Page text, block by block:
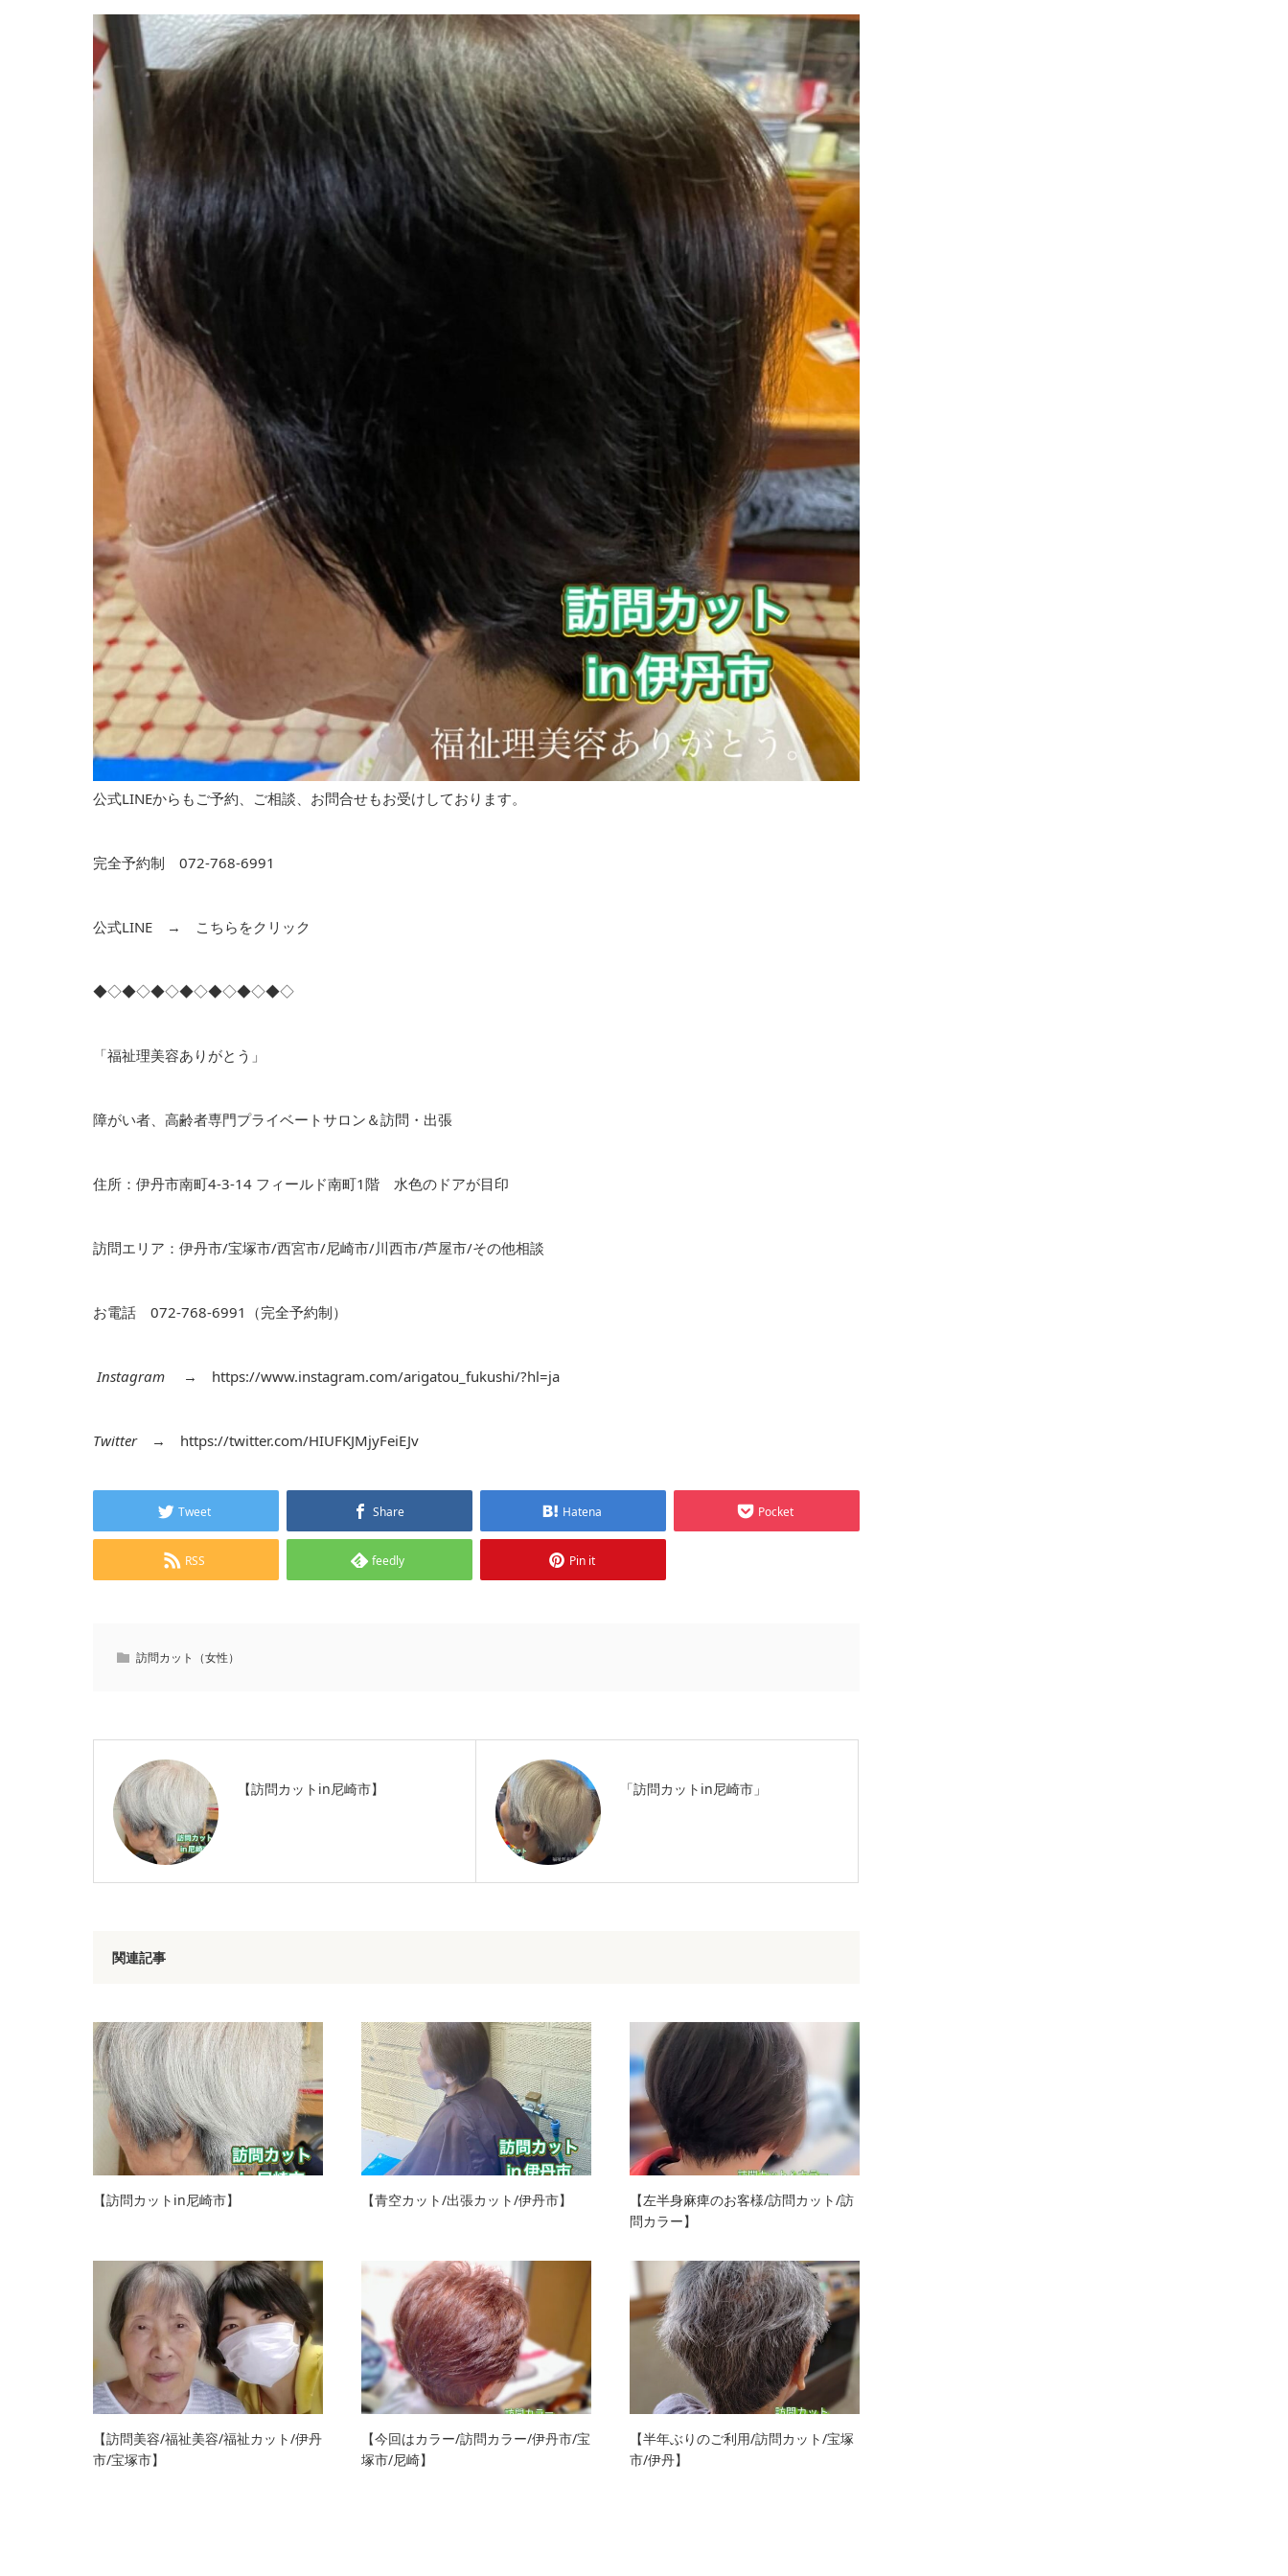
公式LINEからもご予約、ご相談、お問合せもお受けしております。
完全予約制 072-768-6991
公式LINE → こちらをクリック
◆◇◆◇◆◇◆◇◆◇◆◇◆◇
「福祉理美容ありがとう」
障がい者、高齢者専門プライベートサロン＆訪問・出張
住所：伊丹市南町4-3-14 フィールド南町1階 水色のドアが目印
訪問エリア：伊丹市/宝塚市/西宮市/尼崎市/川西市/芦屋市/その他相談
お電話 072-768-6991（完全予約制）
Instagram → https://www.instagram.com/arigatou_fukushi/?hl=ja
Twitter→ https://twitter.com/HIUFKJMjyFeiEJv
Tweet Share Hatena Pocket
RSS feedly Pin it
訪問カット（女性）
【訪問カットin尼崎市】 「訪問カットin尼崎市」
関連記事
【訪問カットin尼崎市】 【青空カット/出張カット/伊丹市】
【左半身麻痺のお客様/訪問カット/訪
問カラー】
【訪問美容/福祉美容/福祉カット/伊丹
市/宝塚市】
【今回はカラー/訪問カラー/伊丹市/宝
塚市/尼崎】
【半年ぶりのご利用/訪問カット/宝塚
市/伊丹】